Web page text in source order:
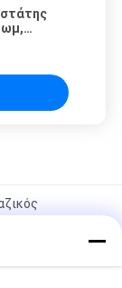
ωμ,
E24 5% με να